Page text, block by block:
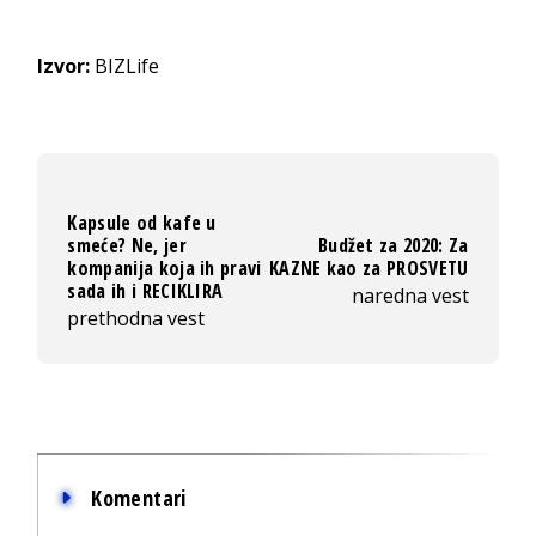
Izvor: BIZLife
Kapsule od kafe u
smeće? Ne, jer
kompanija koja ih pravi
sada ih i RECIKLIRA
prethodna vest
Budžet za 2020: Za
KAZNE kao za PROSVETU
naredna vest
Komentari